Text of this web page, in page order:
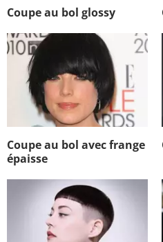
Coupe au bol glossy
Coupe au bol avec frange
épaisse